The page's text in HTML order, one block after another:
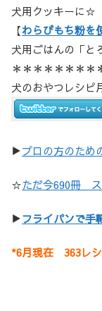
犬用クッキーに☆
【わらびもち粉を
犬用ごはんの「と
＊＊＊＊＊＊＊＊
犬のおやつレシピ
▶プロの方のため
☆ただ今690冊
▶フライパンで手
*6月現在 363レ